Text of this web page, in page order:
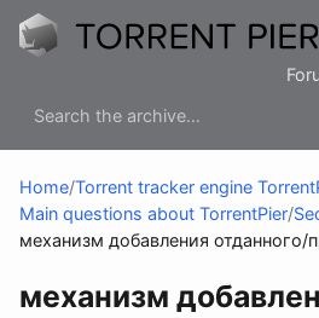
Home/Torrent tracker engine
Main questions about TorrentPier/
механизм добавления отданного/
механизм